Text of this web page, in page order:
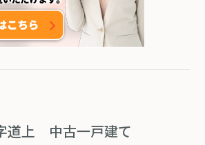
道上 中古一戸建て